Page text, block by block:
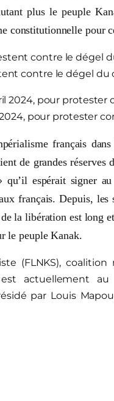
plus le peuple
pour
contre le dégel du
pour protester
français
de grandes réserves
espérait signer
français. Depuis, les
la libération est long
le peuple Kanak.
(FLNKS), coalition
actuellement
par Louis